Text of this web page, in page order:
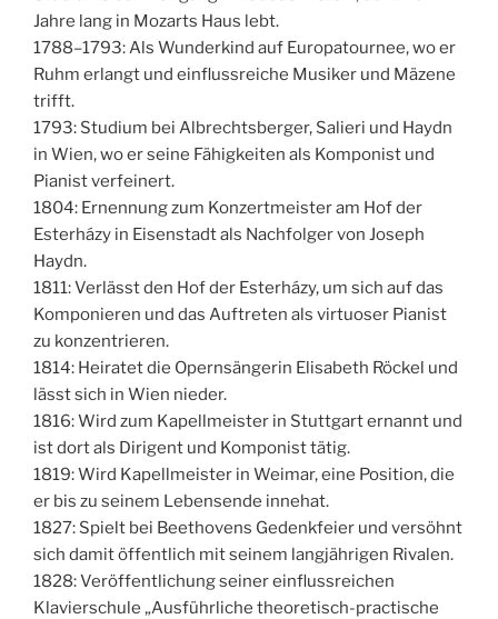
Jahre lang in Mozarts Haus lebt.
1788–1793: Als Wunderkind auf Europatournee, wo er
Ruhm erlangt und einflussreiche Musiker und Mäzene
trifft.
1793: Studium bei Albrechtsberger, Salieri und Haydn
in Wien, wo er seine Fähigkeiten als Komponist und
Pianist verfeinert.
1804: Ernennung zum Konzertmeister am Hof der
Esterházy in Eisenstadt als Nachfolger von Joseph
Haydn.
1811: Verlässt den Hof der Esterházy, um sich auf das
Komponieren und das Auftreten als virtuoser Pianist
zu konzentrieren.
1814: Heiratet die Opernsängerin Elisabeth Röckel und
lässt sich in Wien nieder.
1816: Wird zum Kapellmeister in Stuttgart ernannt und
ist dort als Dirigent und Komponist tätig.
1819: Wird Kapellmeister in Weimar, eine Position, die
er bis zu seinem Lebensende innehat.
1827: Spielt bei Beethovens Gedenkfeier und versöhnt
sich damit öffentlich mit seinem langjährigen Rivalen.
1828: Veröffentlichung seiner einflussreichen
Klavierschule „Ausführliche theoretisch-practische